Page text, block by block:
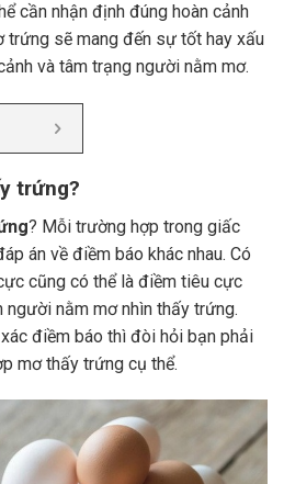
cần nhận định đúng hoàn cảnh
trứng sẽ mang đến sự tốt hay xấu
và tâm trạng người nằm mơ.
trứng?
? Mỗi trường hợp trong giấc
án về điềm báo khác nhau. Có
cũng có thể là điềm tiêu cực
người nằm mơ nhìn thấy trứng.
điềm báo thì đòi hỏi bạn phải
mơ thấy trứng cụ thể.